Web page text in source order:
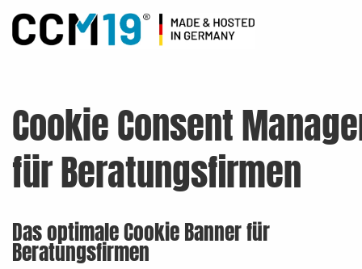
Cookie Consent
für Beratungsfirmen
Das optimale Cookie Banner für
Beratungsfirmen